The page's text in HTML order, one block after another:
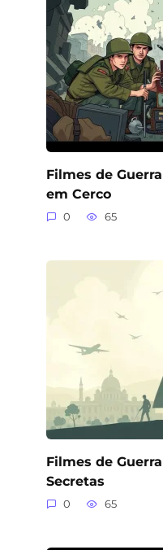
Filmes de
em Cerco
0 65
Filmes de
Secretas
0 65